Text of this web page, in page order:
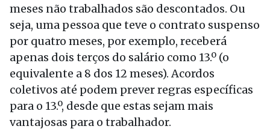
meses não trabalhados são descontados. Ou
seja, uma pessoa que teve o contrato suspenso
por quatro meses, por exemplo, receberá
apenas dois terços do salário como 13.º (o
equivalente a 8 dos 12 meses). Acordos
coletivos até podem prever regras específicas
para o 13.º, desde que estas sejam mais
vantajosas para o trabalhador.